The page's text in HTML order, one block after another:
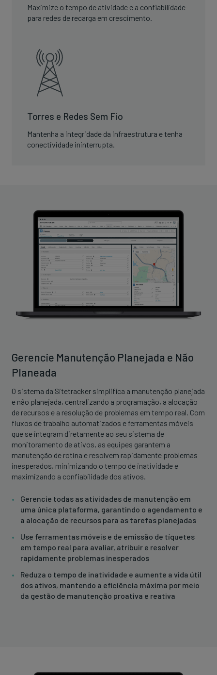
Maximize o tempo de atividade e a confiabilidade
para redes de recarga em crescimento.
Torres e Redes Sem Fio
Mantenha a integridade da infraestrutura e tenha
conectividade ininterrupta.
Gerencie Manutenção Planejada e Não
Planeada
O sistema da Sitetracker simplifica a manutenção planejada
e não planejada, centralizando a programação, a alocação
de recursos e a resolução de problemas em tempo real. Com
fluxos de trabalho automatizados e ferramentas móveis
que se integram diretamente ao seu sistema de
monitoramento de ativos, as equipes garantem a
manutenção de rotina e resolvem rapidamente problemas
inesperados, minimizando o tempo de inatividade e
maximizando a confiabilidade dos ativos.
Gerencie todas as atividades de manutenção em
uma única plataforma, garantindo o agendamento e
a alocação de recursos para as tarefas planejadas
Use ferramentas móveis e de emissão de tíquetes
em tempo real para avaliar, atribuir e resolver
rapidamente problemas inesperados
Reduza o tempo de inatividade e aumente a vida útil
dos ativos, mantendo a eficiência máxima por meio
da gestão de manutenção proativa e reativa